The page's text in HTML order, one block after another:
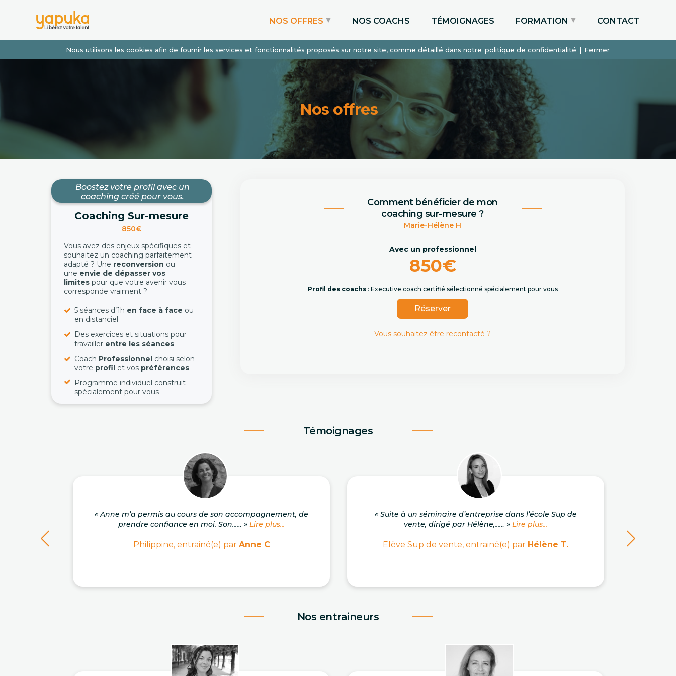
Nous utilisons les cookies afin de fournir les services et fonctionnalités proposés sur notre site, comme détaillé dans notre politique de confidentialité | Fermer
NOS OFFRES
Coaching Express
Coaching Admissions
Coaching Sur-mesure
NOS COACHS TÉMOIGNAGES FORMATION
Particuliers via le CPF
Etudiants
Entreprises
CONTACT
Nos offres
Boostez votre profil avec un
coaching créé pour vous.
Coaching Sur-mesure
850€
Vous avez des enjeux spécifiques et
souhaitez un coaching parfaitement
adapté ? Une reconversion ou
une envie de dépasser vos
limites pour que votre avenir vous
corresponde vraiment ?
5 séances d’1h en face à face ou
en distanciel
Des exercices et situations pour
travailler entre les séances
Coach Professionnel choisi selon
votre profil et vos préférences
Programme individuel construit
spécialement pour vous
Comment bénéficier de mon
coaching sur-mesure ?
Marie-Hélène H
Avec un professionnel
850€
Profil des coachs: Executive coach certifié sélectionné spécialement pour vous
Réserver
Vous souhaitez être recontacté ?
Témoignages
« Anne m’a permis au cours de son accompagnement, de
prendre confiance en moi. Son...… » Lire plus...
Philippine, entrainé(e) par Anne C
« Suite à un séminaire d’entreprise dans l’école Sup de
vente, dirigé par Hélène,...… » Lire plus...
Elève Sup de vente, entrainé(e) par Hélène T.
Nos entraineurs